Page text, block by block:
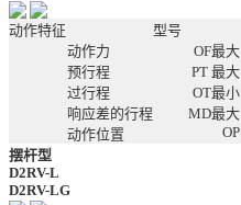
动作特征 型号
动作力
OF最大
预行程
PT 最大
过行程
OT最小
响应差的行程
MD最大
动作位置
OP
摆杆型
D2RV-L
D2RV-LG